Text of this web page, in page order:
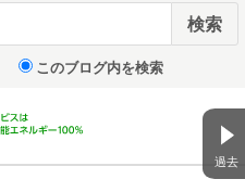
過去
このブログ内を検索